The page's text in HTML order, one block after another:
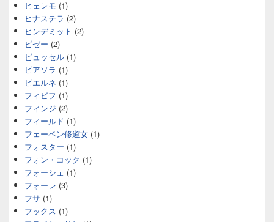
ヒェレモ (1)
ヒナステラ (2)
ヒンデミット (2)
ビゼー (2)
ビュッセル (1)
ピアソラ (1)
ピエルネ (1)
フィビフ (1)
フィンジ (2)
フィールド (1)
フェーベン修道女 (1)
フォスター (1)
フォン・コック (1)
フォーシェ (1)
フォーレ (3)
フサ (1)
フックス (1)